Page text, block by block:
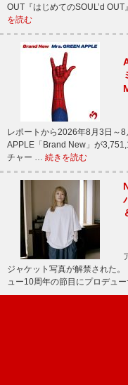
OUT『はじめてのSOUL’d
を読む
レポートから2026年8月3日～
APPLE「Brand New」が
チャー … 続きを読む
ジャケット写真が解禁された
ュー10周年の節目にプロデュ